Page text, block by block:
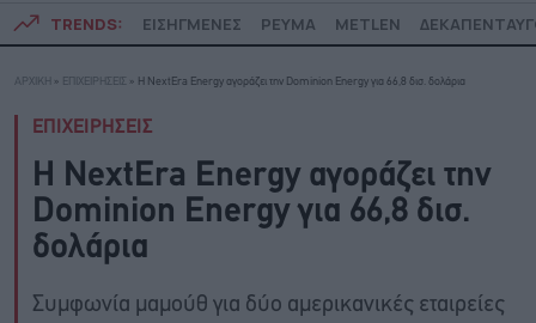
TRENDS: ΕΙΣΗΓΜΕΝΕΣ ΡΕΥΜΑ METLEN
ΑΡΧΙΚΗ » ΕΠΙΧΕΙΡΗΣΕΙΣ » H NextEra Energy αγοράζει την Dominion Energy για 66,8 δισ. δολάρια
ΕΠΙΧΕΙΡΗΣΕΙΣ
H NextEra Energy αγοράζει την
Dominion Energy για 66,8 δισ.
δολάρια
Συμφωνία μαμούθ για δύο αμερικανικές εταιρείες